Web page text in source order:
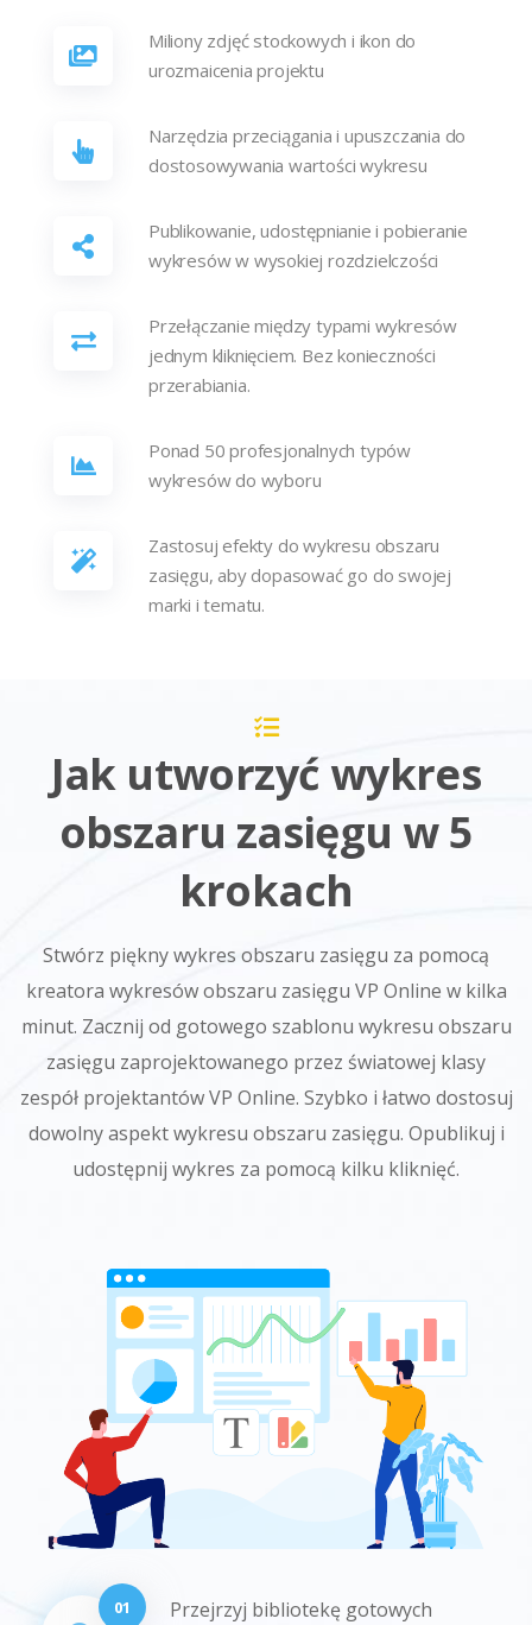
Miliony zdjęć stockowych i ikon do
urozmaicenia projektu
Narzędzia przeciągania i upuszczania do
dostosowywania wartości wykresu
Publikowanie, udostępnianie i pobieranie
wykresów w wysokiej rozdzielczości
Przełączanie między typami wykresów
jednym kliknięciem. Bez konieczności
przerabiania.
Ponad 50 profesjonalnych typów
wykresów do wyboru
Zastosuj efekty do wykresu obszaru
zasięgu, aby dopasować go do swojej
marki i tematu.
Jak utworzyć wykres
obszaru zasięgu w 5
krokach
Stwórz piękny wykres obszaru zasięgu za pomocą
kreatora wykresów obszaru zasięgu VP Online w kilka
minut. Zacznij od gotowego szablonu wykresu obszaru
zasięgu zaprojektowanego przez światowej klasy
zespół projektantów VP Online. Szybko i łatwo dostosuj
dowolny aspekt wykresu obszaru zasięgu. Opublikuj i
udostępnij wykres za pomocą kilku kliknięć.
01
Przejrzyj bibliotekę gotowych